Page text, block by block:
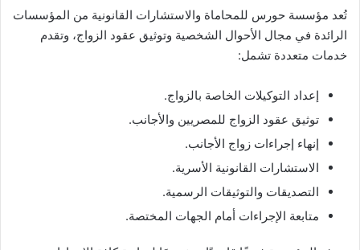
تُعد مؤسسة حورس للمحاماة والاستشارات القانونية من المؤسسات
الرائدة في مجال الأحوال الشخصية وتوثيق عقود الزواج، وتقدم
خدمات متعددة تشمل:
إعداد التوكيلات الخاصة بالزواج.
توثيق عقود الزواج للمصريين والأجانب.
إنهاء إجراءات زواج الأجانب.
الاستشارات القانونية الأسرية.
التصديقات والتوثيقات الرسمية.
متابعة الإجراءات أمام الجهات المختصة.